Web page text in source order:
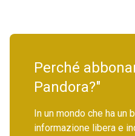
Perché
Pandora?"
In un mondo che ha un
informazione libera e